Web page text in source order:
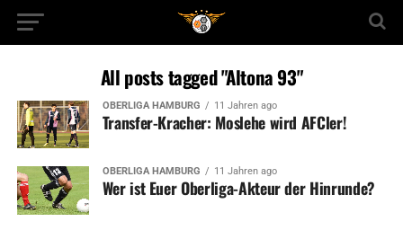
All posts tagged "Altona 93"
OBERLIGA HAMBURG 11 Jahren ago
Transfer-Kracher: Moslehe wird AFCler!
OBERLIGA HAMBURG 11 Jahren ago
Wer ist Euer Oberliga-Akteur der Hinrunde?